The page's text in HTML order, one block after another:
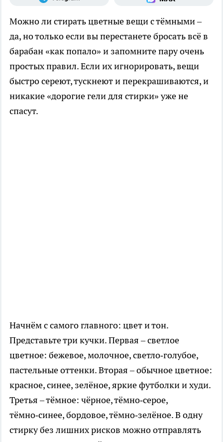
Можно ли стирать цветные вещи с тёмными –
да, но только если вы перестанете бросать всё в
барабан «как попало» и запомните пару очень
простых правил. Если их игнорировать, вещи
быстро сереют, тускнеют и перекрашиваются, и
никакие «дорогие гели для стирки» уже не
спасут.
Начнём с самого главного: цвет и тон.
Представьте три кучки. Первая – светлое
цветное: бежевое, молочное, светло‑голубое,
пастельные оттенки. Вторая – обычное цветное:
красное, синее, зелёное, яркие футболки и худи.
Третья – тёмное: чёрное, тёмно‑серое,
тёмно‑синее, бордовое, тёмно‑зелёное. В одну
стирку без лишних рисков можно отправлять